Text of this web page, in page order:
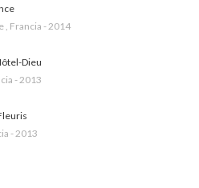
, Francia - 2014
Dieu
- 2013
- 2013